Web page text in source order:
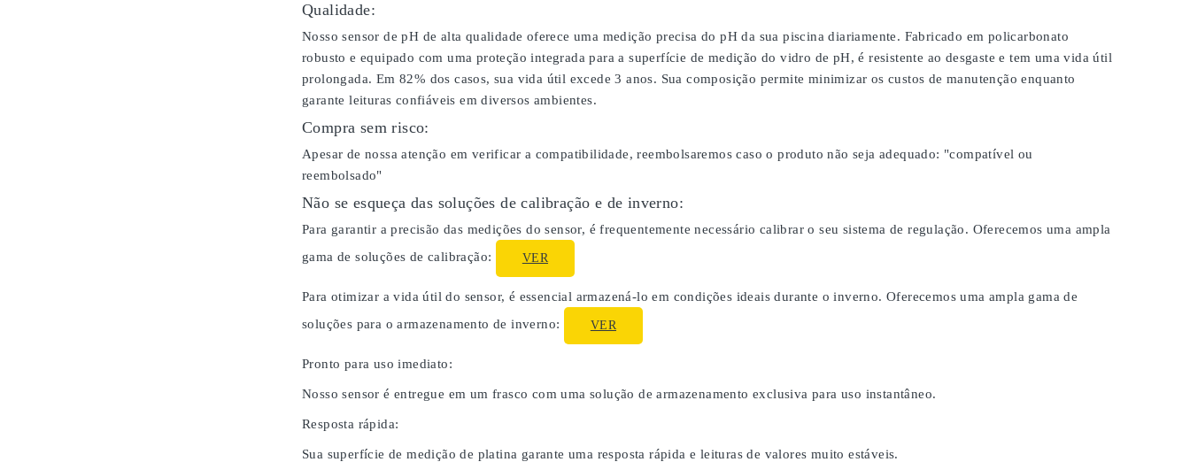
Qualidade:
Nosso sensor de pH de alta qualidade oferece uma medição precisa do pH da sua piscina diariamente. Fabricado em policarbonato
robusto e equipado com uma proteção integrada para a superfície de medição do vidro de pH, é resistente ao desgaste e tem uma vida útil
prolongada. Em 82% dos casos, sua vida útil excede 3 anos. Sua composição permite minimizar os custos de manutenção enquanto
garante leituras confiáveis em diversos ambientes.
Compra sem risco:
Apesar de nossa atenção em verificar a compatibilidade, reembolsaremos caso o produto não seja adequado: "compatível ou
reembolsado"
Não se esqueça das soluções de calibração e de inverno:
Para garantir a precisão das medições do sensor, é frequentemente necessário calibrar o seu sistema de regulação. Oferecemos uma ampla
gama de soluções de calibração:
VER
Para otimizar a vida útil do sensor, é essencial armazená-lo em condições ideais durante o inverno. Oferecemos uma ampla gama de
soluções para o armazenamento de inverno:
VER
Pronto para uso imediato:
Nosso sensor é entregue em um frasco com uma solução de armazenamento exclusiva para uso instantâneo.
Resposta rápida:
Sua superfície de medição de platina garante uma resposta rápida e leituras de valores muito estáveis.